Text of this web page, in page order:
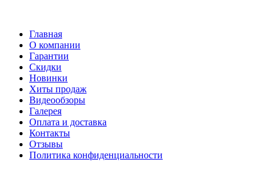
Главная
О компании
Гарантии
Скидки
Новинки
Хиты продаж
Видеообзоры
Галерея
Оплата и доставка
Контакты
Отзывы
Политика конфиденциальности